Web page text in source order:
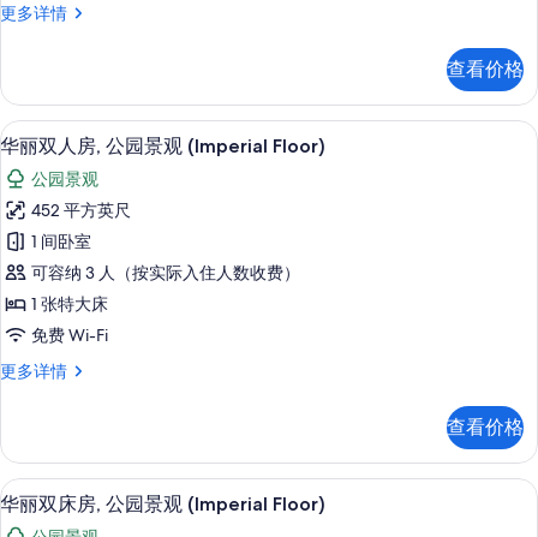
园
观
(Main
Building,
Suite)
的
所
有
照
片
更多详情
小
房,
公
园
景
观
(Main
Building,
Suite)
更
多
信
息
查看价格
显
示
华
丽
双
人
房,
园
观
(Imperial
Floor)
华丽双人房, 公园景观 (Imperial
10
华丽双人房, 公园景观 (Imperial Floor)
公园景观
452 平方英尺
1 间卧室
可容纳 3 人（按实际入住人数收费）
1 张特大床
免费 Wi-Fi
更多详情
华
房,
公
园
景
查看价格
显
示
华丽双床房, 公园景观 (Imperial
10
华丽双床房, 公园景观 (Imperial Floor)